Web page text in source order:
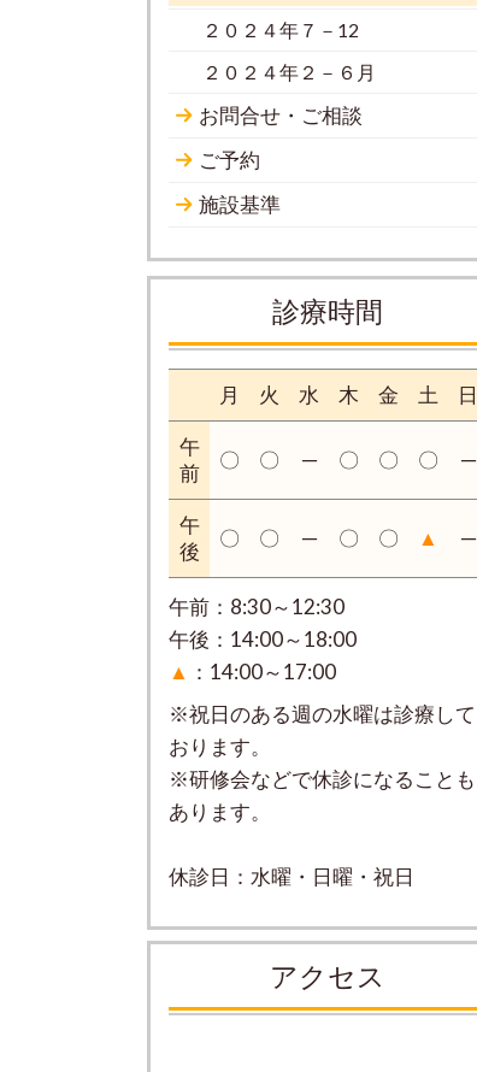
２０２４年７－12
２０２４年２－６月
お問合せ・ご相談
ご予約
施設基準
診療時間
月 火 水 木 金 土 日
午
前
〇 〇 ─ 〇 〇 〇 ─
午
後
〇 〇 ─ 〇 〇 ▲ ─
午前：8:30～12:30
午後：14:00～18:00
▲ ：14:00～17:00
※祝日のある週の水曜は診療して
おります。
※研修会などで休診になることも
あります。
休診日：水曜・日曜・祝日
アクセス